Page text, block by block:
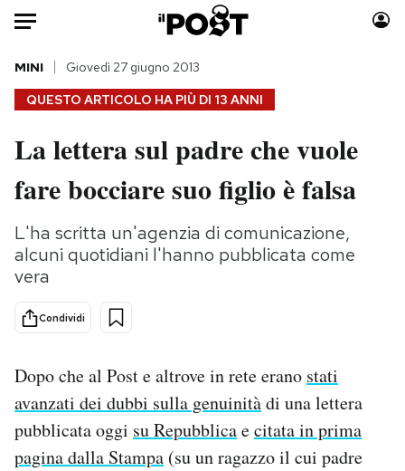
HOME
Italia
Politica
Tecnologia
Internet
Cultura
Economia
Moda
Consumismi
Storie/Idee
Ok Boomer!
PODCAST
QUESTO ARTICOLO HA PIÙ DI 13 ANNI
MINI Giovedì 27 giugno 2013
La lettera sul padre che vuole
fare bocciare suo figlio è falsa
L'ha scritta un'agenzia di comunicazione,
alcuni quotidiani l'hanno pubblicata come
vera
Condividi
Dopo che al Post e altrove in rete erano stati
avanzati dei dubbi sulla genuinitàdi una lettera
pubblicata oggi su Repubblicaecitata in prima
pagina dalla Stampa (su un ragazzo il cui padre